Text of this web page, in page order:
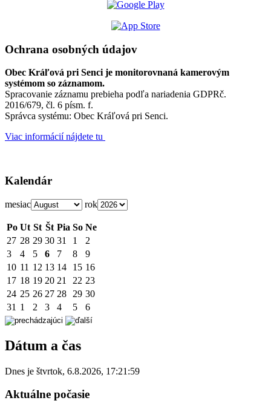
Ochrana osobných údajov
Obec Kráľová pri Senci je monitorovnaná kamerovým
systémom so záznamom.
Spracovanie záznamu prebieha podľa nariadenia GDPRč.
2016/679, čl. 6 písm. f.
Správca systému: Obec Kráľová pri Senci.
Viac informácií nájdete tu
Kalendár
mesiac rok
Po Ut St Št Pia So Ne
27 28 29 30 31 1
2
3
4 5 6 7 8
9
10 11 12 13 14 15 16
17 18 19 20 21 22 23
24 25 26 27 28 29 30
31 1 2 3 4 5 6
Dátum a čas
Dnes je štvrtok, 6.8.2026, 17:21:59
Aktuálne počasie